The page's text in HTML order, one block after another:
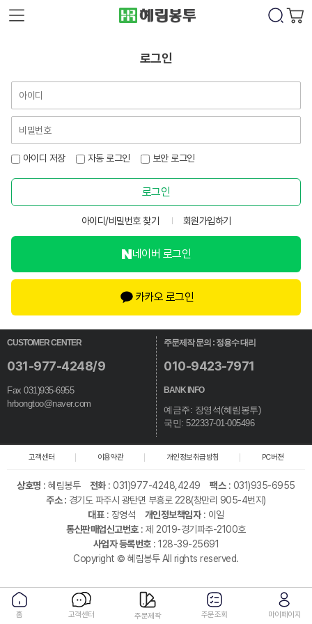
로그인
아이디 저장 자동 로그인 보안 로그인
로그인
아이디/비밀번호 찾기 회원가입하기
네이버 로그인
카카오 로그인
CUSTOMER CENTER
031-977-4248/9
Fax 031)935-6955
hrbongtoo@naver.com
주문제작 문의 : 정용수 대리
010-9423-7971
BANK INFO
예금주: 장영석(혜림봉투)
국민: 522337-01-005496
고객센터 이용약관 개인정보취급방침 PC버젼
상호명 :혜림봉투 전화: 031)977-4248,4249 팩스: 031)935-6955
주소 : 경기도 파주시 광탄면 부흥로 228(창만리 905-4번지)
대표: 장영석 개인정보책임자: 이일
통신판매업신고번호: 제 2019-경기파주-2100호
사업자 등록번호: 128-39-25691
Copyright © 혜림봉투 All rights reserved.
홈 고객센터 주문제작 주문조회 마이페이지